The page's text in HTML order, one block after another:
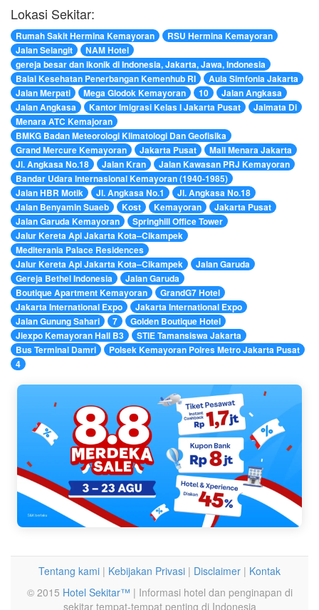
Lokasi Sekitar:
Rumah Sakit Hermina Kemayoran
RSU Hermina Kemayoran
Jalan Selangit
NAM Hotel
gereja besar dan ikonik di Indonesia, Jakarta, Jawa, Indonesia
Balai Kesehatan Penerbangan Kemenhub RI
Aula Simfonia Jakarta
Jalan Merpati
Mega Glodok Kemayoran 10
Jalan Angkasa
Jalan Angkasa
Kantor Imigrasi Kelas I Jakarta Pusat
Jaimata Di
Menara ATC Kemajoran
BMKG Badan Meteorologi Klimatologi Dan Geofisika
Grand Mercure Kemayoran
Jakarta Pusat
Mall Menara Jakarta
Jl. Angkasa No.18
Jalan Kran
Jalan Kawasan PRJ Kemayoran
Bandar Udara Internasional Kemayoran (1940-1985)
Jalan HBR Motik
Jl. Angkasa No.1
Jl. Angkasa No.18
Jalan Benyamin Suaeb
Kost Kemayoran
Jakarta Pusat
Jalan Garuda Kemayoran
Springhill Office Tower
Jalur Kereta Api Jakarta Kota–Cikampek
Mediterania Palace Residences
Jalur Kereta Api Jakarta Kota–Cikampek
Jalan Garuda
Gereja Bethel Indonesia
Jalan Garuda
Boutique Apartment Kemayoran
GrandG7 Hotel
Jakarta International Expo
Jakarta International Expo
Jalan Gunung Sahari
7
Golden Boutique Hotel
Jiexpo Kemayoran Hall B3
STIE Tamansiswa Jakarta
Bus Terminal Damri
Polsek Kemayoran Polres Metro Jakarta Pusat
4
Tentang kami | Kebijakan Privasi | Disclaimer | Kontak
© 2015 Hotel Sekitar™ | Informasi hotel dan penginapan di
sekitar tempat-tempat penting di Indonesia